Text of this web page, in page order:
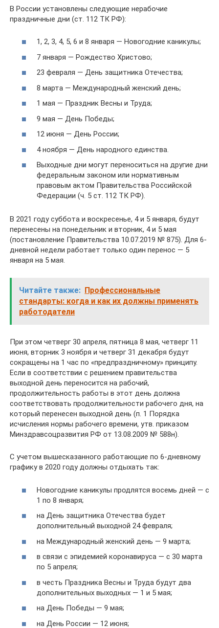
В России установлены следующие нерабочие
праздничные дни (ст. 112 ТК РФ):
1, 2, 3, 4, 5, 6 и 8 января — Новогодние каникулы;
7 января — Рождество Христово;
23 февраля — День защитника Отечества;
8 марта — Международный женский день;
1 мая — Праздник Весны и Труда;
9 мая — День Победы;
12 июня — День России;
4 ноября — День народного единства.
Выходные дни могут переноситься на другие дни
федеральным законом или нормативным
правовым актом Правительства Российской
Федерации (ч. 5 ст. 112 ТК РФ).
В 2021 году суббота и воскресенье, 4 и 5 января, будут
перенесены на понедельник и вторник, 4 и 5 мая
(постановление Правительства 10.07.2019 № 875). Для 6-
дневной недели работает только один перенос — 5
января на 5 мая.
Читайте также: Профессиональные
стандарты: когда и как их должны применять
работодатели
При этом четверг 30 апреля, пятница 8 мая, четверг 11
июня, вторник 3 ноября и четверг 31 декабря будут
сокращены на 1 час по «предпраздничному» принципу.
Если в соответствии с решением правительства
выходной день переносится на рабочий,
продолжительность работы в этот день должна
соответствовать продолжительности рабочего дня, на
который перенесен выходной день (п. 1 Порядка
исчисления нормы рабочего времени, утв. приказом
Минздравсоцразвития РФ от 13.08.2009 № 588н).
С учетом вышесказанного работающие по 6-дневному
графику в 2020 году должны отдыхать так:
Новогодние каникулы продлятся восемь дней — с
1 по 8 января;
на День защитника Отечества будет
дополнительный выходной 24 февраля;
на Международный женский день — 9 марта;
в связи с эпидемией коронавируса — с 30 марта
по 5 апреля;
в честь Праздника Весны и Труда будут два
дополнительных выходных — 1 и 5 мая;
на День Победы — 9 мая;
на День России — 12 июня;